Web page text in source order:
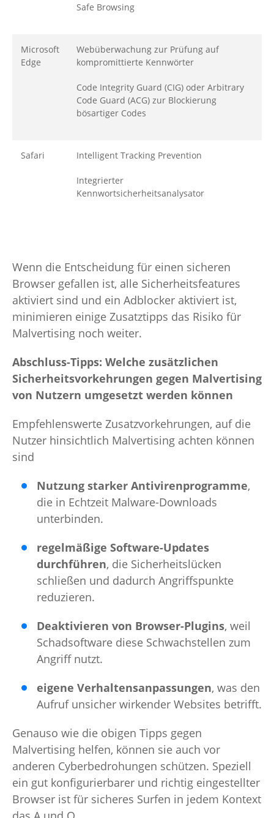
Safe Browsing
Microsoft
Edge
Webüberwachung zur Prüfung auf
kompromittierte Kennwörter
Code Integrity Guard (CIG) oder Arbitrary
Code Guard (ACG) zur Blockierung
bösartiger Codes
Safari Intelligent Tracking Prevention
Integrierter
Kennwortsicherheitsanalysator
Wenn die Entscheidung für einen sicheren
Browser gefallen ist, alle Sicherheitsfeatures
aktiviert sind und ein Adblocker aktiviert ist,
minimieren einige Zusatztipps das Risiko für
Malvertising noch weiter.
Abschluss-Tipps: Welche zusätzlichen
Sicherheitsvorkehrungen gegen Malvertising
von Nutzern umgesetzt werden können
Empfehlenswerte Zusatzvorkehrungen, auf die
Nutzer hinsichtlich Malvertising achten können
sind
Nutzung starker Antivirenprogramme,
die in Echtzeit Malware-Downloads
unterbinden.
regelmäßige Software-Updates
durchführen, die Sicherheitslücken
schließen und dadurch Angriffspunkte
reduzieren.
Deaktivieren von Browser-Plugins, weil
Schadsoftware diese Schwachstellen zum
Angriff nutzt.
eigene Verhaltensanpassungen, was den
Aufruf unsicher wirkender Websites betrifft.
Genauso wie die obigen Tipps gegen
Malvertising helfen, können sie auch vor
anderen Cyberbedrohungen schützen. Speziell
ein gut konfigurierbarer und richtig eingestellter
Browser ist für sicheres Surfen in jedem Kontext